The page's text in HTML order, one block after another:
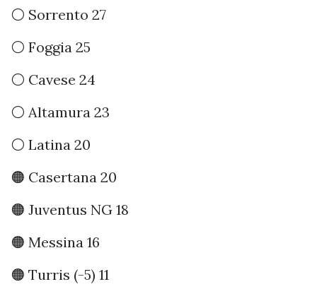
⚪️ Sorrento 27
⚪️ Foggia 25
⚪️ Cavese 24
⚪️ Altamura 23
⚪️ Latina 20
🟠 Casertana 20
🟠 Juventus NG 18
🟠 Messina 16
🟠 Turris (-5) 11